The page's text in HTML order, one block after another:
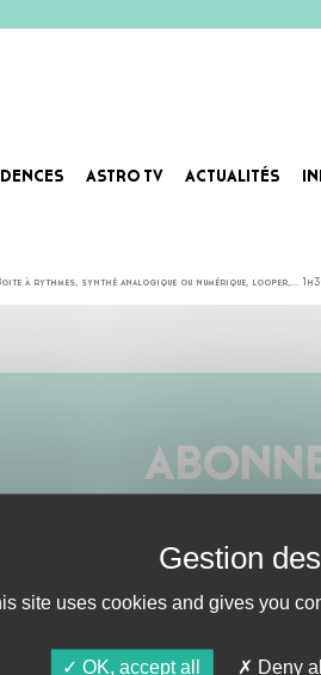
ASTRO TV ACTUALITÉS
DE BASE
à rythmes, synthé analogique ou numérique, looper,…
site uses cookies and gives you
OK, accept all Deny